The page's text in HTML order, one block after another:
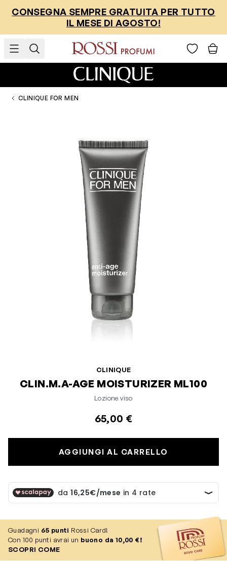
CONSEGNA SEMPRE GRATUITA PER TUTTO
IL MESE DI AGOSTO!
CLINIQUE FOR MEN
CLINIQUE
CLIN.M.A-AGE MOISTURIZER ML100
Lozione viso
65,00 €
AGGIUNGI AL CARRELLO
Guadagni 65 punti Rossi Card!
Con 100 punti avrai un buono da 10,00 €!
SCOPRI COME